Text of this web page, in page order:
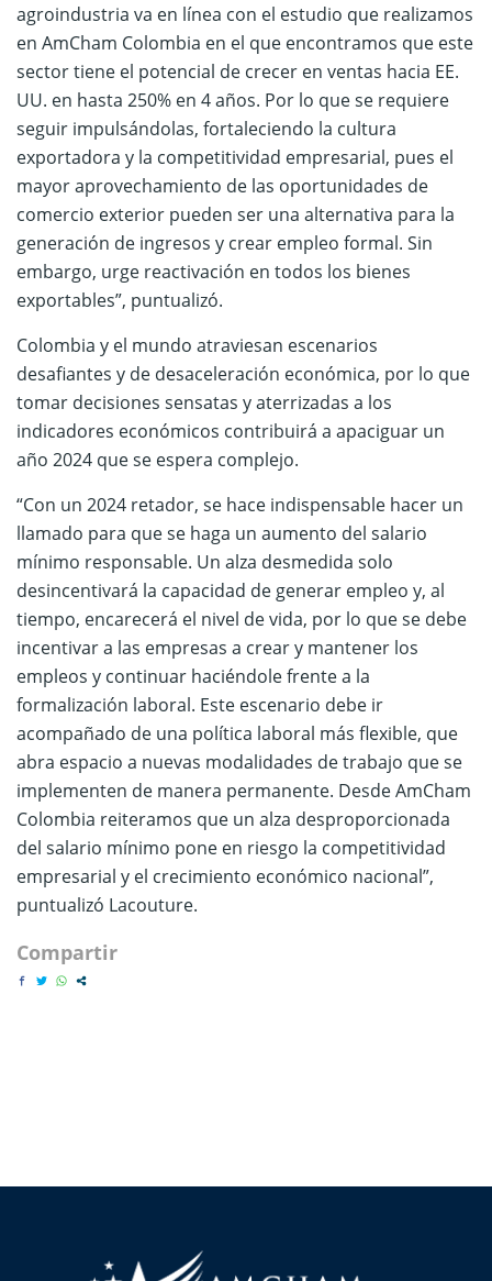
agroindustria va en línea con el estudio que realizamos
en AmCham Colombia en el que encontramos que este
sector tiene el potencial de crecer en ventas hacia EE.
UU. en hasta 250% en 4 años. Por lo que se requiere
seguir impulsándolas, fortaleciendo la cultura
exportadora y la competitividad empresarial, pues el
mayor aprovechamiento de las oportunidades de
comercio exterior pueden ser una alternativa para la
generación de ingresos y crear empleo formal. Sin
embargo, urge reactivación en todos los bienes
exportables”, puntualizó.
Colombia y el mundo atraviesan escenarios
desafiantes y de desaceleración económica, por lo que
tomar decisiones sensatas y aterrizadas a los
indicadores económicos contribuirá a apaciguar un
año 2024 que se espera complejo.
“Con un 2024 retador, se hace indispensable hacer un
llamado para que se haga un aumento del salario
mínimo responsable. Un alza desmedida solo
desincentivará la capacidad de generar empleo y, al
tiempo, encarecerá el nivel de vida, por lo que se debe
incentivar a las empresas a crear y mantener los
empleos y continuar haciéndole frente a la
formalización laboral. Este escenario debe ir
acompañado de una política laboral más flexible, que
abra espacio a nuevas modalidades de trabajo que se
implementen de manera permanente. Desde AmCham
Colombia reiteramos que un alza desproporcionada
del salario mínimo pone en riesgo la competitividad
empresarial y el crecimiento económico nacional”,
puntualizó Lacouture.
Compartir